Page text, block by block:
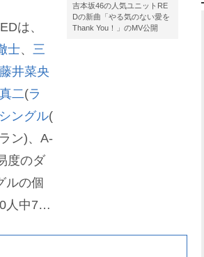
吉本坂46の人気ユニットRE
Dの新曲「やる気のない愛を
Thank You！」のMV公開
は、
士、 三
藤井菜央
二(ラ
ングル(
ン)、A-
度のダ
ルの個
人中7人